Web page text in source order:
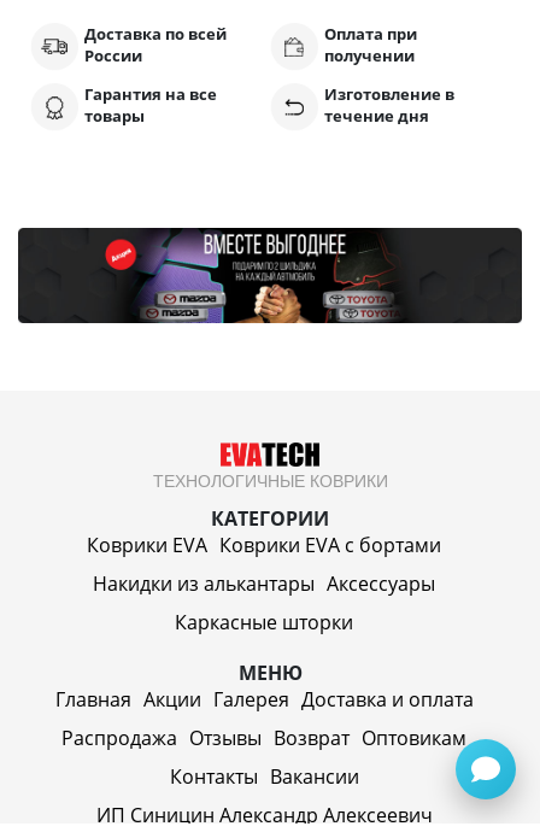
Доставка по всей
России
Оплата при
получении
Гарантия на все
товары
Изготовление в
течение дня
ТЕХНОЛОГИЧНЫЕ КОВРИКИ
КАТЕГОРИИ
Коврики EVA Коврики EVA c бортами
Накидки из алькантары Аксессуары
Каркасные шторки
МЕНЮ
Главная Акции Галерея Доставка и оплата
Распродажа Отзывы Возврат Оптовикам
Контакты Вакансии
ИП Синицин Александр Алексеевич